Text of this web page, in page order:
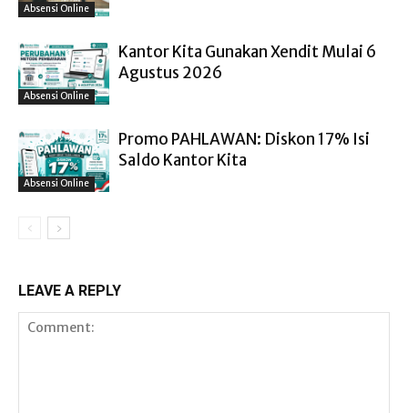
Absensi Online
Absensi Online
Kantor Kita Gunakan Xendit Mulai 6
Agustus 2026
Absensi Online
Promo PAHLAWAN: Diskon 17% Isi
Saldo Kantor Kita
LEAVE A REPLY